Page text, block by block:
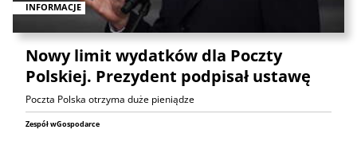
INFORMACJE
Nowy limit wydatków dla Poczty
Polskiej. Prezydent podpisał ustawę
Poczta Polska otrzyma duże pieniądze
Zespół wGospodarce